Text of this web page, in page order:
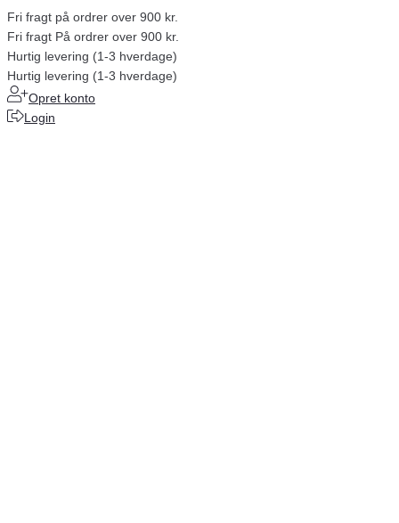
Fri fragt på ordrer over 900 kr.
Fri fragt På ordrer over 900 kr.
Hurtig levering (1-3 hverdage)
Hurtig levering (1-3 hverdage)
Opret konto
Login